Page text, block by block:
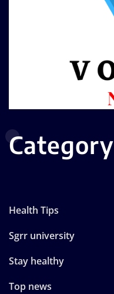
Category
Health Tips
Sgrr university
Stay healthy
Top news